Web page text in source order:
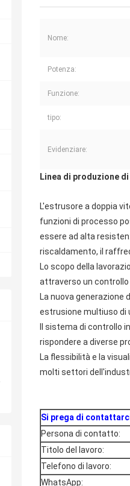
Nome:
Potenza:
Funzione:
tipo:
Evidenziare:
Linea di produzione
L'estrusore a doppia
funzioni di processo
essere ad alta
riscaldamento, il
Lo scopo della
attraverso un
La nuova
estrusione multiuso di
Il sistema di controllo
rispondere a diverse
La flessibilità e la
molti settori
Si prega di
Persona di contatto:
Titolo del lavoro:
Telefono di lavoro:
WhatsApp: